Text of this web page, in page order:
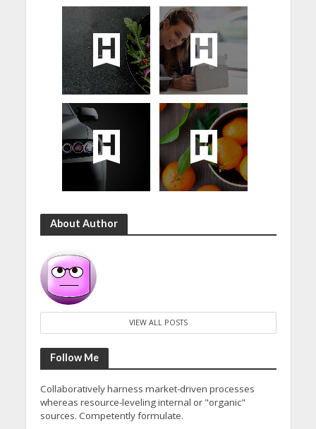
About Author
VIEW ALL POSTS
Follow Me
Collaboratively harness market-driven processes
whereas resource-leveling internal or "organic"
sources. Competently formulate.